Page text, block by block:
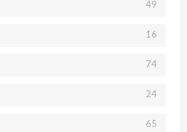
49
16
74
24
65